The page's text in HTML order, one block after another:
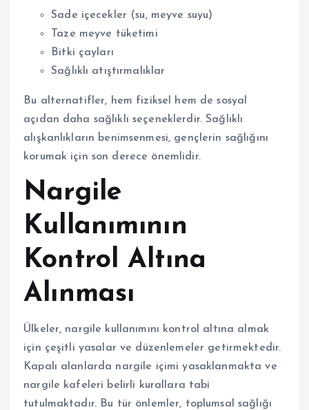
Sade içecekler (su, meyve suyu)
Taze meyve tüketimi
Bitki çayları
Sağlıklı atıştırmalıklar
Bu alternatifler, hem fiziksel hem de sosyal
açıdan daha sağlıklı seçeneklerdir. Sağlıklı
alışkanlıkların benimsenmesi, gençlerin sağlığını
korumak için son derece önemlidir.
Nargile
Kullanımının
Kontrol Altına
Alınması
Ülkeler, nargile kullanımını kontrol altına almak
için çeşitli yasalar ve düzenlemeler getirmektedir.
Kapalı alanlarda nargile içimi yasaklanmakta ve
nargile kafeleri belirli kurallara tabi
tutulmaktadır. Bu tür önlemler, toplumsal sağlığı